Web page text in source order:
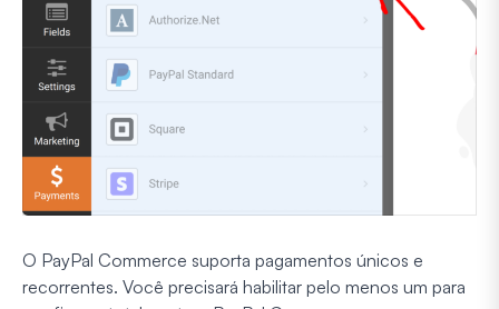
O PayPal Commerce suporta pagamentos únicos e
recorrentes. Você precisará habilitar pelo menos um para